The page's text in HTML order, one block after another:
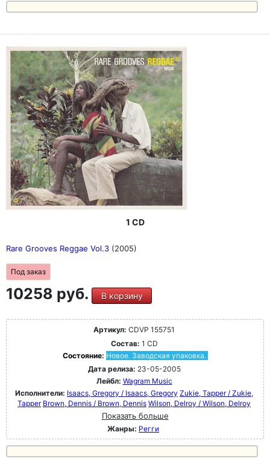
1 CD
Rare Grooves Reggae Vol.3 (2005)
Под заказ
10258 руб. В корзину
Артикул: CDVP 155751
Состав: 1 CD
Состояние: Новое. Заводская упаковка.
Дата релиза: 23-05-2005
Лейбл: Wagram Music
Исполнители: Isaacs, Gregory / Isaacs, Gregory Zukie, Tapper / Zukie,
Tapper Brown, Dennis / Brown, Dennis Wilson, Delroy / Wilson, Delroy
Показать больше
Жанры: Регги